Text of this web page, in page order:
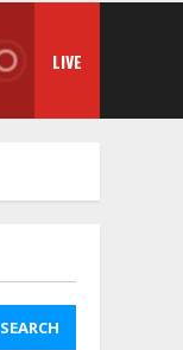
LIVE
SEARCH